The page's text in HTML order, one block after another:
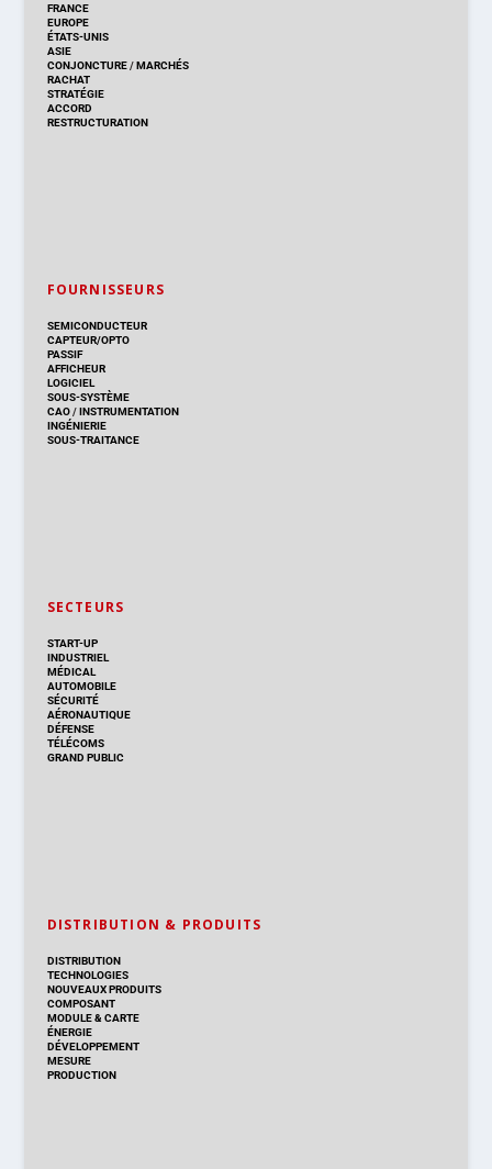
FRANCE
EUROPE
ÉTATS-UNIS
ASIE
CONJONCTURE/MARCHÉS
RACHAT
STRATÉGIE
ACCORD
RESTRUCTURATION
FOURNISSEURS
SEMICONDUCTEUR
CAPTEUR/OPTO
PASSIF
AFFICHEUR
LOGICIEL
SOUS-SYSTÈME
CAO/INSTRUMENTATION
INGÉNIERIE
SOUS-TRAITANCE
SECTEURS
START-UP
INDUSTRIEL
MÉDICAL
AUTOMOBILE
SÉCURITÉ
AÉRONAUTIQUE
DÉFENSE
TÉLÉCOMS
GRAND PUBLIC
DISTRIBUTION & PRODUITS
DISTRIBUTION
TECHNOLOGIES
NOUVEAUX PRODUITS
COMPOSANT
MODULE & CARTE
ÉNERGIE
DÉVELOPPEMENT
MESURE
PRODUCTION